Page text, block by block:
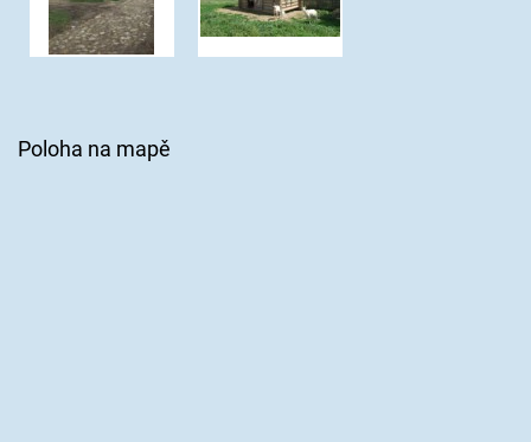
Poloha na mapě